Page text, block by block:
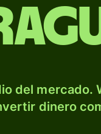
del mercado.
dinero